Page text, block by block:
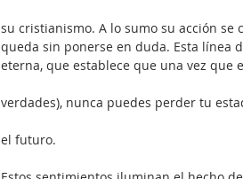
su cristianismo. A lo sumo su acción
queda sin ponerse en duda. Esta línea
eterna, que establece que una vez que
verdades), nunca puedes perder tu
el futuro.